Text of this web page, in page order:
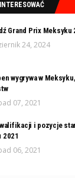
Grand Prix Meksyku
24, 2024
wygrywa w
07, 2021
i pozycje
2021
06, 2021